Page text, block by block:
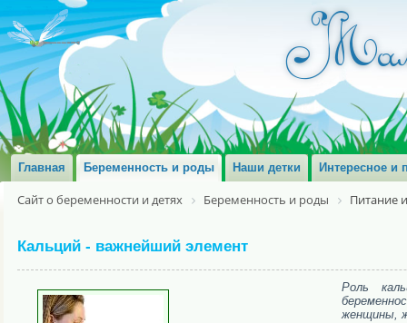
Главная Беременность и роды Наши детки Интересное и
Сайт о беременности и детях Беременность и роды Питание
Кальций - важнейший элемент
Роль
женщины,